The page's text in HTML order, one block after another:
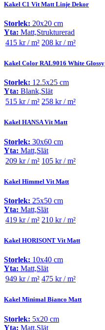
Kakel C1 Vit Matt Linje Dekor
Storlek: 20x20 cm
Yta: Matt,Strukturerad
415 kr / m² 208 kr / m²
Kakel Color RAL9016 White Glossy
Storlek: 12.5x25 cm
Yta: Blank,Slät
515 kr / m² 258 kr / m²
Kakel HANSA Vit Matt
Storlek: 30x60 cm
Yta: Matt,Slät
209 kr / m² 105 kr / m²
Kakel Himmel Vit Matt
Storlek: 25x50 cm
Yta: Matt,Slät
419 kr / m² 210 kr / m²
Kakel HORISONT Vit Matt
Storlek: 10x40 cm
Yta: Matt,Slät
949 kr / m² 475 kr / m²
Kakel Minimal Bianco Matt
Storlek: 5x20 cm
Yta: Matt,Slät